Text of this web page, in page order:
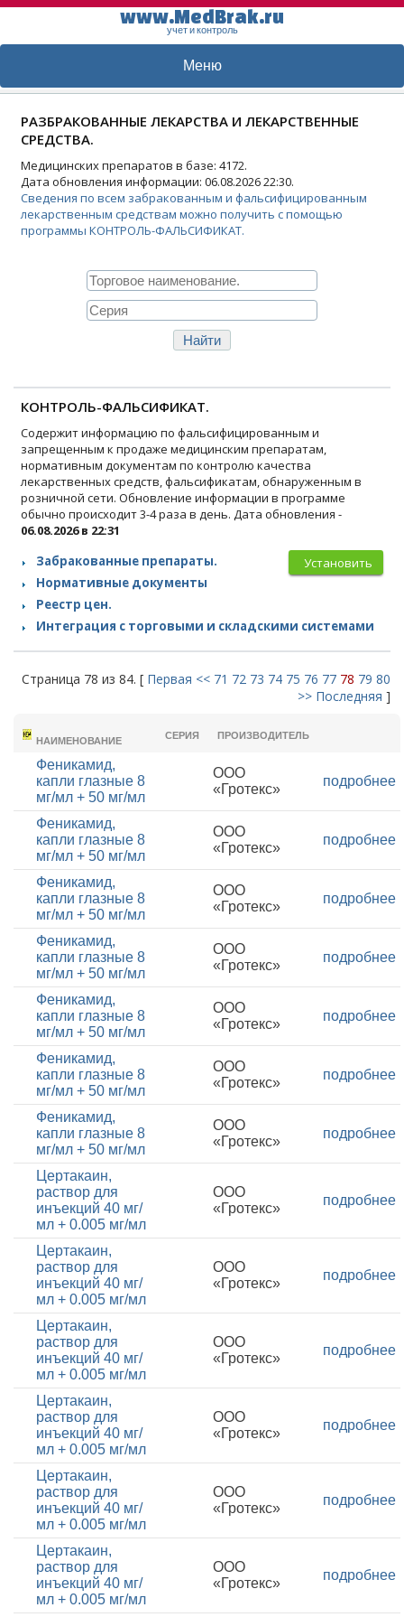
www.MedBrak.ru
учет и контроль
Меню
РАЗБРАКОВАННЫЕ ЛЕКАРСТВА И ЛЕКАРСТВЕННЫЕ
СРЕДСТВА.
Медицинских препаратов в базе: 4172.
Дата обновления информации: 06.08.2026 22:30.
Сведения по всем забракованным и фальсифицированным
лекарственным средствам можно получить с помощью
программы КОНТРОЛЬ-ФАЛЬСИФИКАТ.
КОНТРОЛЬ-ФАЛЬСИФИКАТ.
Содержит информацию по фальсифицированным и
запрещенным к продаже медицинским препаратам,
нормативным документам по контролю качества
лекарственных средств, фальсификатам, обнаруженным в
розничной сети. Обновление информации в программе
обычно происходит 3-4 раза в день. Дата обновления -
06.08.2026 в 22:31
Установить
Забракованные препараты.
Нормативные документы
Реестр цен.
Интеграция с торговыми и складскими системами
Страница 78 из 84. [ Первая << 71 72 73 74 75 76 77 78 79 80
>> Последняя ]
НАИМЕНОВАНИЕ
СЕРИЯ ПРОИЗВОДИТЕЛЬ
Феникамид,
капли глазные 8
мг/мл + 50 мг/мл
ООО
«Гротекс»
подробнее
Феникамид,
капли глазные 8
мг/мл + 50 мг/мл
ООО
«Гротекс»
подробнее
Феникамид,
капли глазные 8
мг/мл + 50 мг/мл
ООО
«Гротекс»
подробнее
Феникамид,
капли глазные 8
мг/мл + 50 мг/мл
ООО
«Гротекс»
подробнее
Феникамид,
капли глазные 8
мг/мл + 50 мг/мл
ООО
«Гротекс»
подробнее
Феникамид,
капли глазные 8
мг/мл + 50 мг/мл
ООО
«Гротекс»
подробнее
Феникамид,
капли глазные 8
мг/мл + 50 мг/мл
ООО
«Гротекс»
подробнее
Цертакаин,
раствор для
инъекций 40 мг/
мл + 0.005 мг/мл
ООО
«Гротекс»
подробнее
Цертакаин,
раствор для
инъекций 40 мг/
мл + 0.005 мг/мл
ООО
«Гротекс»
подробнее
Цертакаин,
раствор для
инъекций 40 мг/
мл + 0.005 мг/мл
ООО
«Гротекс»
подробнее
Цертакаин,
раствор для
инъекций 40 мг/
мл + 0.005 мг/мл
ООО
«Гротекс»
подробнее
Цертакаин,
раствор для
инъекций 40 мг/
мл + 0.005 мг/мл
ООО
«Гротекс»
подробнее
Цертакаин,
раствор для
инъекций 40 мг/
мл + 0.005 мг/мл
ООО
«Гротекс»
подробнее